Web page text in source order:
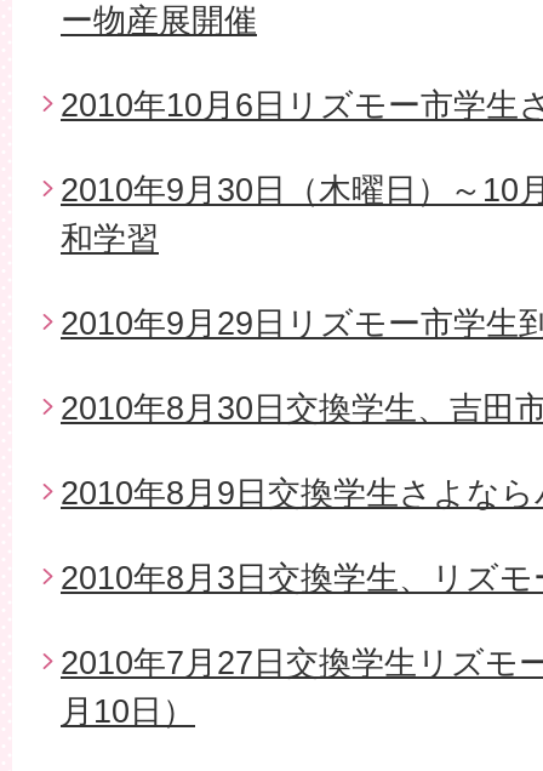
ー物産展開催
2010年10月6日リズモー市学生
2010年9月30日（木曜日）～10
和学習
2010年9月29日リズモー市学生
2010年8月30日交換学生、吉田
2010年8月9日交換学生さよな
2010年8月3日交換学生、リズ
2010年7月27日交換学生リズモ
月10日）